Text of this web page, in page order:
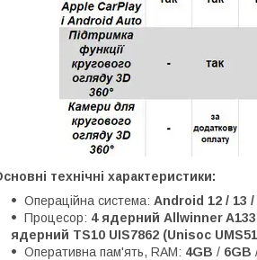
технічні характеристики:
Операційна система: Android 12 / 13 /
Процесор: 4 ядерний Allwinner A133
ядерний TS10 UIS7862 (Unisoc
Оперативна пам'ять, RAM: 4GB / 6GB